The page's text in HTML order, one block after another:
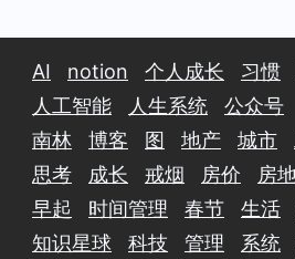
AI notion 个人成长 习惯
人工智能
人生系统 公众号
南林
博客 图 地产 城市
思考
成长 戒烟 房价 房
早起
时间管理 春节 生活
知识星球
科技 管理 系统